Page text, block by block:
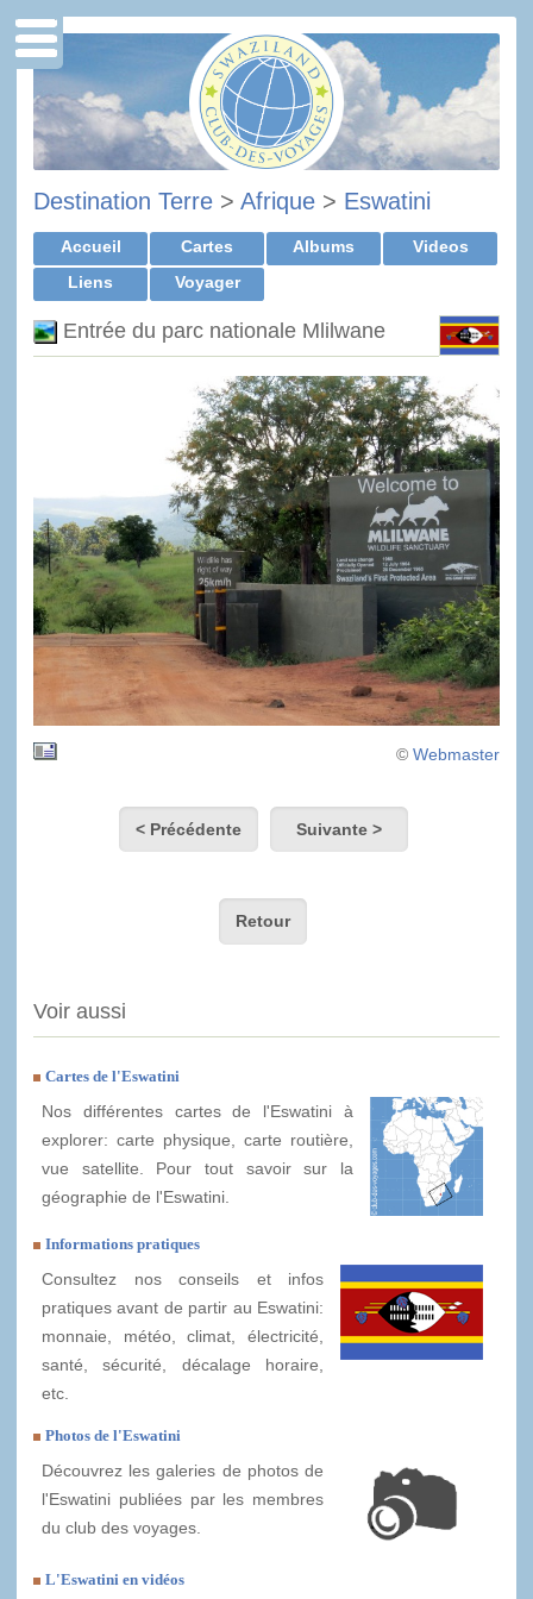
Destination Terre > Afrique > Eswatini
Accueil Cartes Albums
Videos
Liens
Voyager
Entrée du parc nationale Mlilwane
© Webmaster
< Précédente Suivante >
Retour
Voir aussi
Cartes de l'Eswatini
Nos différentes cartes de l'Eswatini à
explorer: carte physique, carte routière,
vue satellite. Pour tout savoir sur la
géographie de l'Eswatini.
Informations pratiques
Consultez nos conseils et infos
pratiques avant de partir au Eswatini:
monnaie, météo, climat, électricité,
santé, sécurité, décalage horaire,
etc.
Photos de l'Eswatini
Découvrez les galeries de photos de
l'Eswatini publiées par les membres
du club des voyages.
L'Eswatini en vidéos